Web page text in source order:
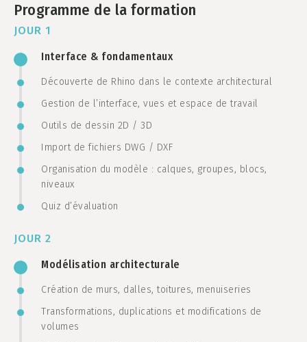
Programme de la formation
JOUR 1
Interface & fondamentaux
Découverte de Rhino dans le contexte architectural
Gestion de l’interface, vues et espace de travail
Outils de dessin 2D / 3D
Import de fichiers DWG / DXF
Organisation du modèle : calques, groupes, blocs,
niveaux
Quiz d’évaluation
JOUR 2
Modélisation architecturale
Création de murs, dalles, toitures, menuiseries
Transformations, duplications et modifications de
volumes